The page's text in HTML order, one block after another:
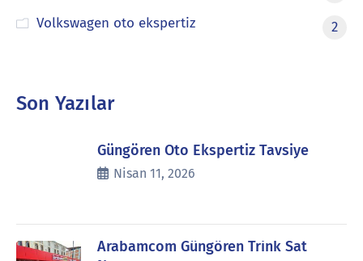
Volkswagen oto ekspertiz
2
Son Yazılar
Güngören Oto Ekspertiz Tavsiye
Nisan 11, 2026
Arabamcom Güngören Trink Sat